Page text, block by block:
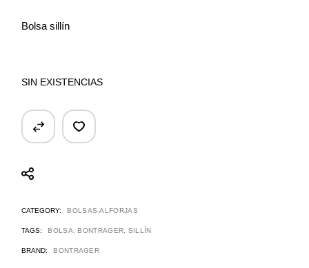
Bolsa sillín
SIN EXISTENCIAS
CATEGORY: BOLSAS-ALFORJAS
TAGS: BOLSA, BONTRAGER, SILLÍN
BRAND: BONTRAGER